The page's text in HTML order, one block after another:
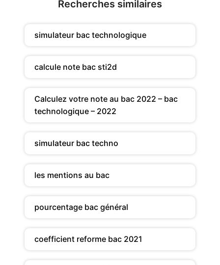
Recherches similaires
simulateur bac technologique
calcule note bac sti2d
Calculez votre note au bac 2022 – bac
technologique – 2022
simulateur bac techno
les mentions au bac
pourcentage bac général
coefficient reforme bac 2021